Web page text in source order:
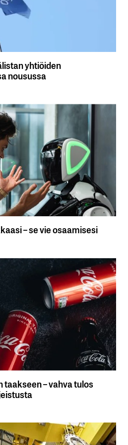
yhtiöiden
nousussa
– se vie osaamisesi
taakseen – vahva tulos